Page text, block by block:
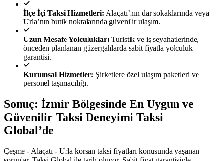
İlçe İçi Taksi Hizmetleri: Alaçatı’nın dar sokaklarında veya
Urla’nın butik noktalarında güvenilir ulaşım.
Uzun Mesafe Yolculuklar: Turistik ve iş seyahatlerinde,
önceden planlanan güzergahlarda sabit fiyatla yolculuk
garantisi.
Kurumsal Hizmetler: Şirketlere özel ulaşım paketleri ve
personel taşımacılığı.
Sonuç: İzmir Bölgesinde En Uygun ve
Güvenilir Taksi Deneyimi Taksi
Global’de
Çeşme - Alaçatı - Urla korsan taksi fiyatları konusunda yaşanan